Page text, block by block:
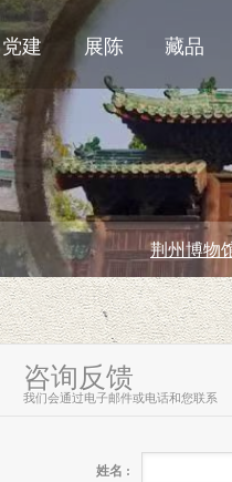
党建 展陈 藏品
荆州博物馆暑期
咨询反馈
我们会通过电子邮件或电话和您联系
姓名 :